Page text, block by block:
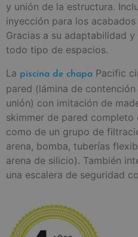
y unión de la estructura.
inyección para los
Gracias a su adaptabilidad
todo tipo de espacios.
La piscina de chapa Pacific
pared (lámina de
unión) con imitación de
skimmer de pared completo
como de un grupo de
arena, bomba, tuberías
arena de silicio). También
una escalera de seguridad